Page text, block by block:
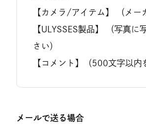
【カメラ/アイテム】 （メー
【ULYSSES製品】 （写真
さい）
【コメント】（500文字以内
メールで送る場合